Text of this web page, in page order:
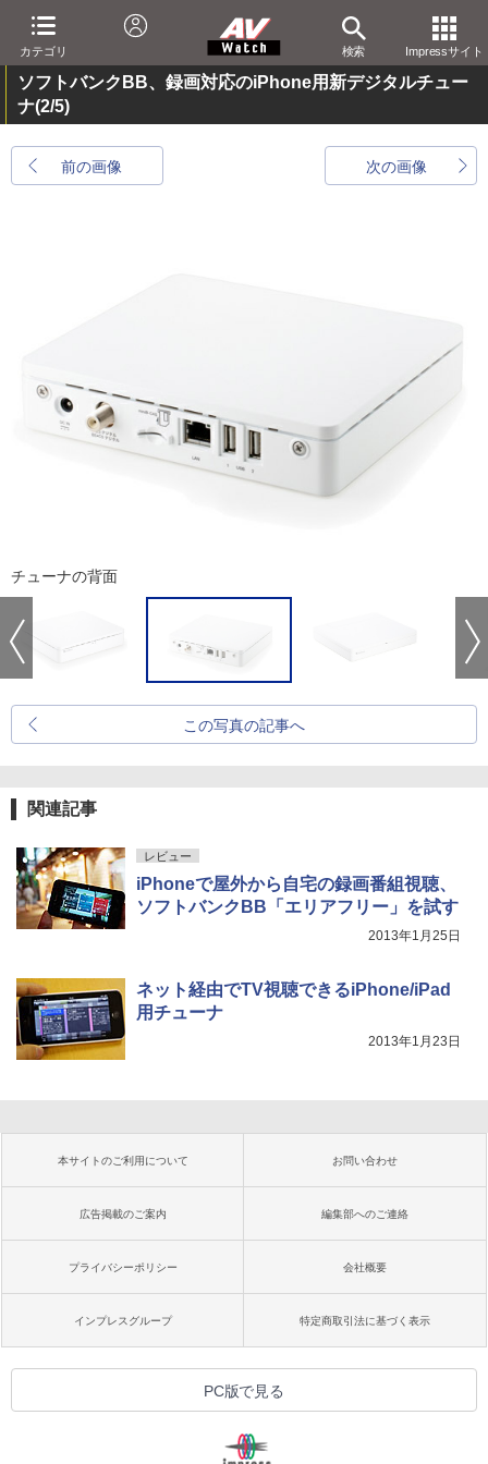
カテゴリ 検索 Impressサイト
ソフトバンクBB、録画対応のiPhone用新デジタルチュー
ナ(2/5)
前の画像 次の画像
チューナの背面
この写真の記事へ
関連記事
レビュー
iPhoneで屋外から自宅の録画番組視聴、
ソフトバンクBB「エリアフリー」を試す
2013年1月25日
ネット経由でTV視聴できるiPhone/iPad
用チューナ
2013年1月23日
本サイトのご利用について お問い合わせ
広告掲載のご案内 編集部へのご連絡
プライバシーポリシー 会社概要
インプレスグループ 特定商取引法に基づく表示
PC版で見る